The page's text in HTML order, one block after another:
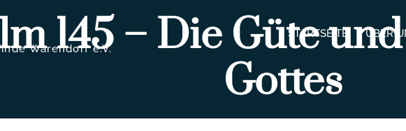
Warendorf e.V.
STARTSEITE ÜBER
145 – Die Güte
Gottes